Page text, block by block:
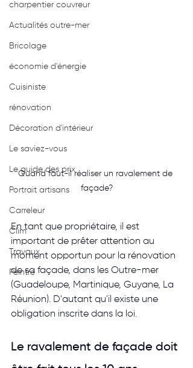
charpentier couvreur
Actualités outre-mer
Bricolage
économie d'énergie
Cuisiniste
rénovation
Décoration d'intérieur
Le saviez-vous
Le guide des prix
Portrait artisans
Carreleur
Clim
Travaux
Peintre
Quand faut-il réaliser un ravalement de
façade?
En tant que propriétaire, il est
important de prêter attention au
moment opportun pour la rénovation
de sa façade, dans les Outre-mer
(Guadeloupe, Martinique, Guyane, La
Réunion). D'autant qu'il existe une
obligation inscrite dans la loi.
Le ravalement de façade doit